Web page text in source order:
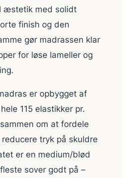
æstetik med solidt
finish og den
gør madrassen klar
for løse lameller og
er opbygget af
115 elastikker pr.
om at fordele
tryk på skuldre
er en medium/blød
sover godt på –